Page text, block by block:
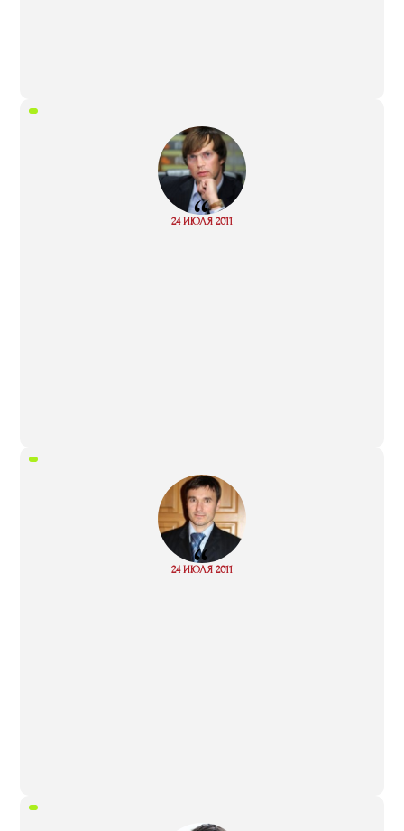
“
24 ИЮЛЯ 2011
Read
“
24 ИЮЛЯ 2011
Read